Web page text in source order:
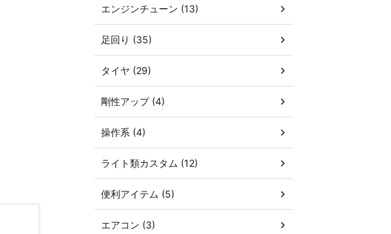
エンジンチューン (13)
足回り (35)
タイヤ (29)
剛性アップ (4)
操作系 (4)
ライト類カスタム (12)
便利アイテム (5)
エアコン (3)